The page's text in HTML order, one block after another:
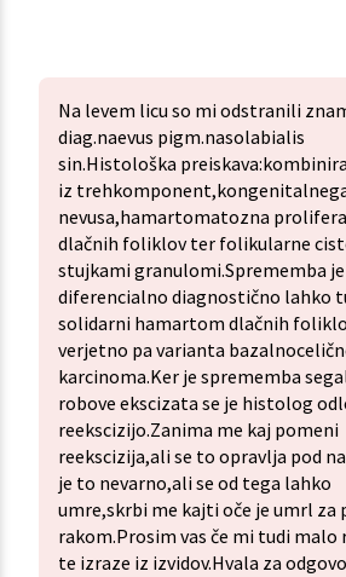
Na levem licu so mi odstranili
diag.naevus pigm.nasolabialis
sin.Histološka
iz
nevusa,hamartomatozna
dlačnih foliklov ter folikularne
stujkami granulomi.Sprememba je
diferencialno diagnostično lahko
solidarni hamartom dlačnih
verjetno pa varianta
karcinoma.Ker je sprememba
robove ekscizata se je histolog
reekscizijo.Zanima me kaj pomeni
reekscizija,ali se to opravlja pod
je to nevarno,ali se od tega lahko
umre,skrbi me kajti oče je umrl za
rakom.Prosim vas če mi tudi malo
te izraze iz izvidov.Hvala za